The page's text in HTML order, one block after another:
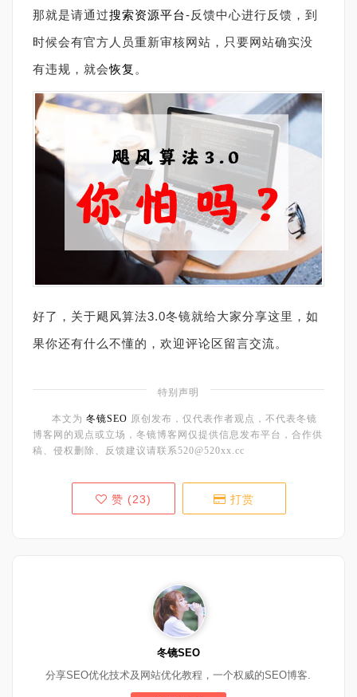
那就是请通过搜索资源平台-反馈中心进行反馈，到
时候会有官方人员重新审核网站，只要网站确实没
有违规，就会恢复 。
好了，关于飓风算法3.0冬镜就给大家分享这里，如
果你还有什么不懂的，欢迎评论区留言交流。
特别声明
本文为 冬镜SEO 原创发布，仅代表作者观点，不代表冬镜
博客网的观点或立场，冬镜博客网仅提供信息发布平台，合作供
稿、侵权删除、反馈建议请联系520@520xx.cc
赞 (23) 打赏
冬镜SEO
分享SEO优化技术及网站优化教程，一个权威的SEO博客.